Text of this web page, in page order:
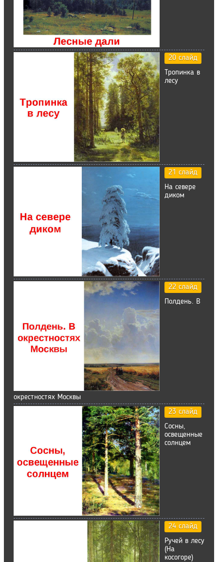
20 слайд
Тропинка в
лесу
21 слайд
На севере
диком
22 слайд
Полдень. В
окрестностях Москвы
23 слайд
Сосны,
освещенные
солнцем
24 слайд
Ручей в лесу
(На
косогоре)